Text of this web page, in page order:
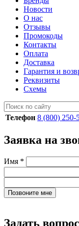
Новости
О нас
Отзывы
Промокоды
Контакты
Оплата
Доставка
Гарантия и
Реквизиты
Схемы
Телефон 8 (800) 250-
Заявка на
Имя *
Позвоните мне
Задать вопрос